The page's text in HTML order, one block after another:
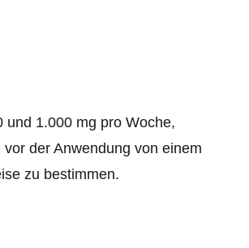
und 1.000 mg pro Woche,
der Anwendung von einem
zu bestimmen.